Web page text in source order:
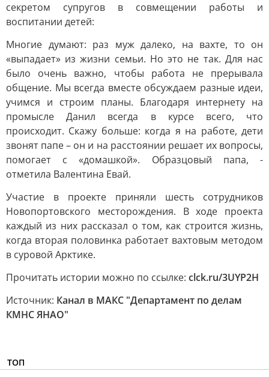
секретом супругов в совмещении работы и
воспитании детей:
Многие думают: раз муж далеко, на вахте, то он
«выпадает» из жизни семьи. Но это не так. Для нас
было очень важно, чтобы работа не прерывала
общение. Мы всегда вместе обсуждаем разные идеи,
учимся и строим планы. Благодаря интернету на
промысле Данил всегда в курсе всего, что
происходит. Скажу больше: когда я на работе, дети
звонят папе – он и на расстоянии решает их вопросы,
помогает с «домашкой». Образцовый папа, -
отметила Валентина Евай.
Участие в проекте приняли шесть сотрудников
Новопортовского месторождения. В ходе проекта
каждый из них рассказал о том, как строится жизнь,
когда вторая половинка работает вахтовым методом
в суровой Арктике.
Прочитать истории можно по ссылке: clck.ru/3UYP2H
Источник: Канал в МАКС "Департамент по делам
КМНС ЯНАО"
ТОП